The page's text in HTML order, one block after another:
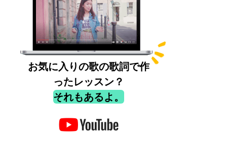
お気に入りの歌の歌詞で作
ったレッスン？
それもあるよ。